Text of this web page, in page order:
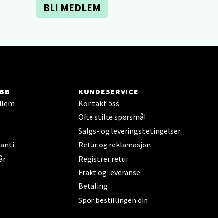
BLI MEDLEM
KUNDESERVICE
Kontakt oss
Ofte stilte spørsmål
Salgs- og leveringsbetingelser
Retur og reklamasjon
Registrer retur
Frakt og leveranse
Betaling
Spor bestillingen din